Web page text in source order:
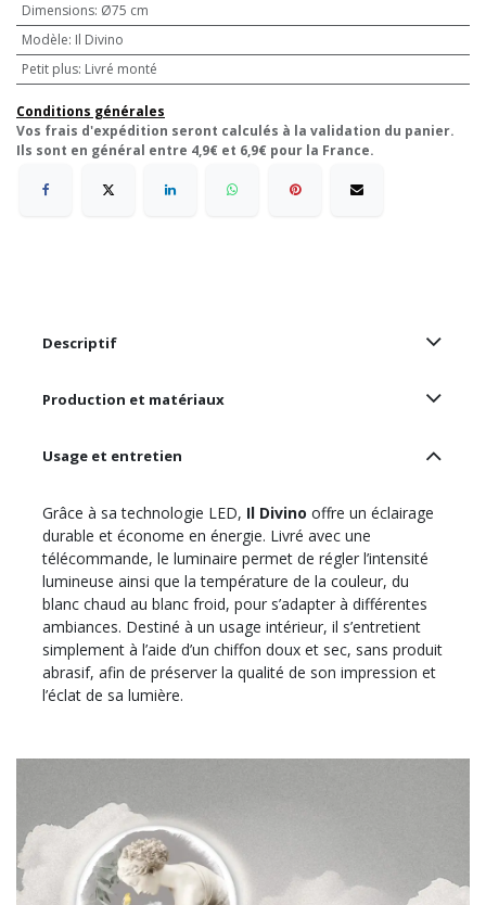
Dimensions: Ø75 cm
Modèle: Il Divino
Petit plus: Livré monté
Conditions générales
Vos frais d'expédition seront calculés à la validation du panier.
Ils sont en général entre 4,9€ et 6,9€ pour la France.
Descriptif
Production et matériaux
Usage et entretien
Grâce à sa technologie LED, Il Divino offre un éclairage
durable et économe en énergie. Livré avec une
télécommande, le luminaire permet de régler l’intensité
lumineuse ainsi que la température de la couleur, du
blanc chaud au blanc froid, pour s’adapter à différentes
ambiances. Destiné à un usage intérieur, il s’entretient
simplement à l’aide d’un chiffon doux et sec, sans produit
abrasif, afin de préserver la qualité de son impression et
l’éclat de sa lumière.